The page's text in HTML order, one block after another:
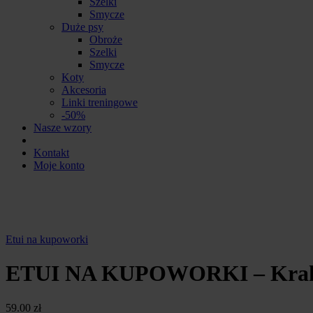
Smycze
Duże psy
Obroże
Szelki
Smycze
Koty
Akcesoria
Linki treningowe
-50%
Nasze wzory
Kontakt
Moje konto
Etui na kupoworki
ETUI NA KUPOWORKI –
59.00 zł